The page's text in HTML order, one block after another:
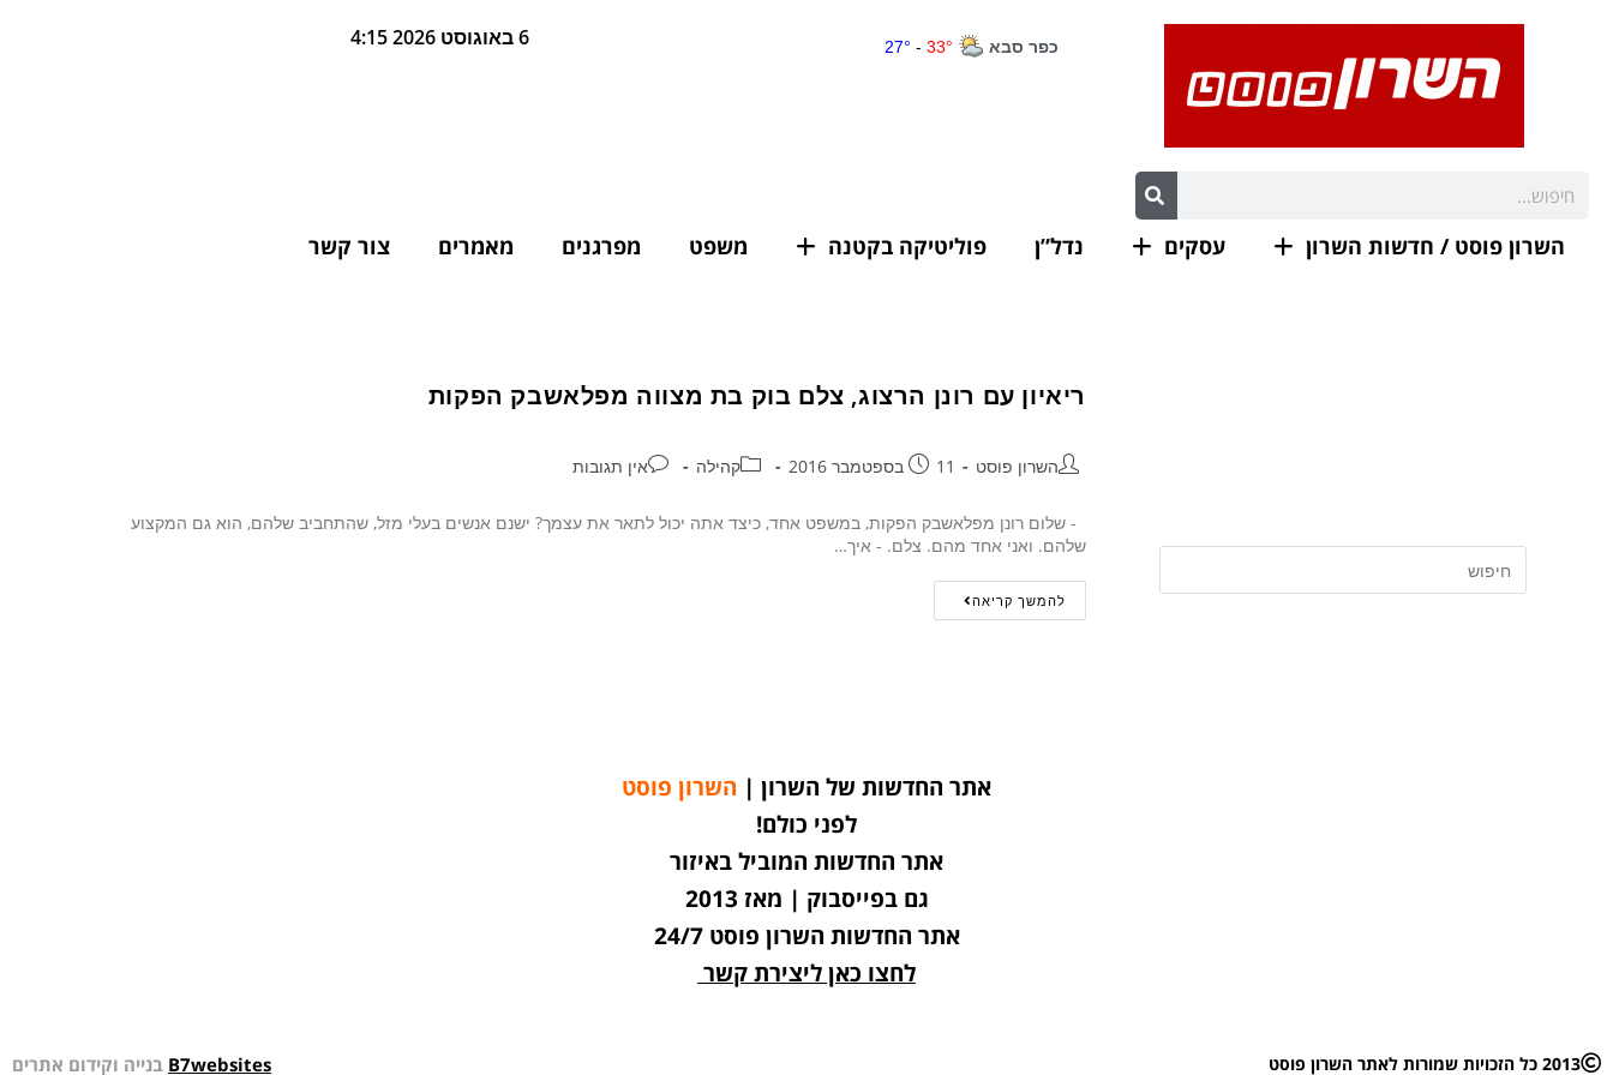
6 באוגוסט 2026 4:15
השרון פוסט / חדשות השרון עסקים נדל”ן פוליטיקה בקטנה משפט מפרגנים מאמרים צור קשר
ריאיון עם רונן הרצוג, צלם בוק בת מצווה מפלאשבק הפקות
השרון פוסט 11 בספטמבר 2016 קהילה אין תגובות
- שלום רונן מפלאשבק הפקות, במשפט אחד, כיצד אתה יכול לתאר את עצמך? ישנם אנשים בעלי מזל, שהתחביב שלהם, הוא גם המקצוע
שלהם. ואני אחד מהם. צלם. - איך…
להמשך קריאה
אתר החדשות של השרון | השרון פוסט
לפני כולם!
אתר החדשות המוביל באיזור
גם בפייסבוק | מאז 2013
אתר החדשות השרון פוסט 24/7
לחצו כאן ליצירת קשר
2013 כל הזכויות שמורות לאתר השרון פוסט B7websites